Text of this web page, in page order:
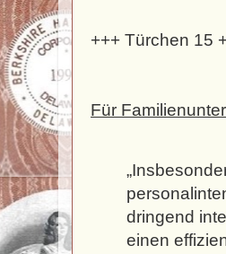
+++ Türchen 15
Für
dringend
einen